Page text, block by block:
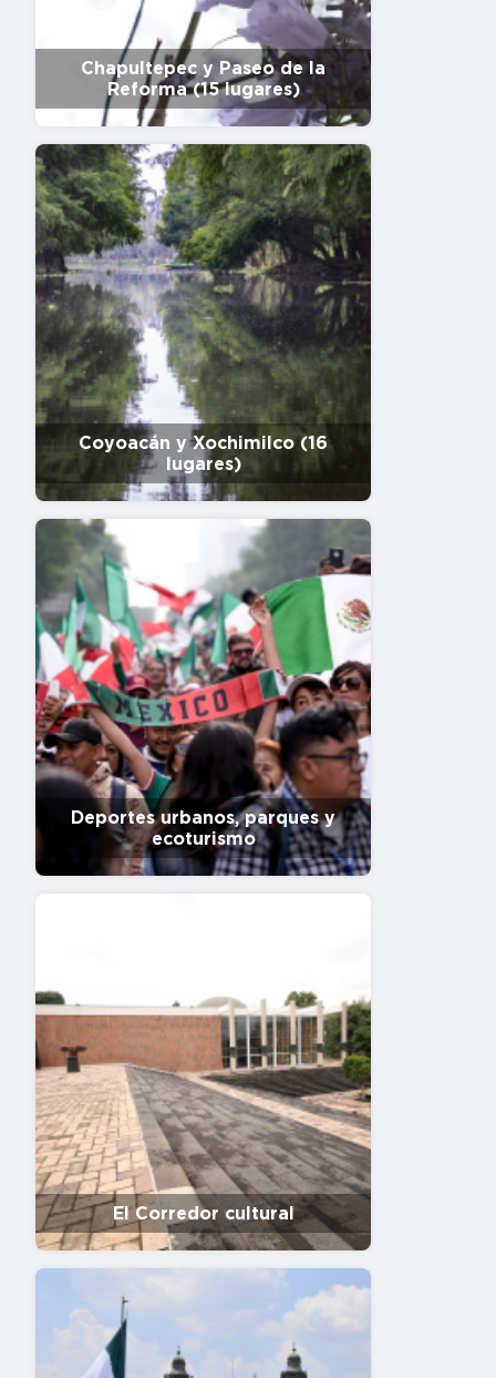
Chapultepec y Paseo de la
Reforma (15 lugares)
Coyoacán y Xochimilco (16
lugares)
Deportes urbanos, parques y
ecoturismo
El Corredor cultural